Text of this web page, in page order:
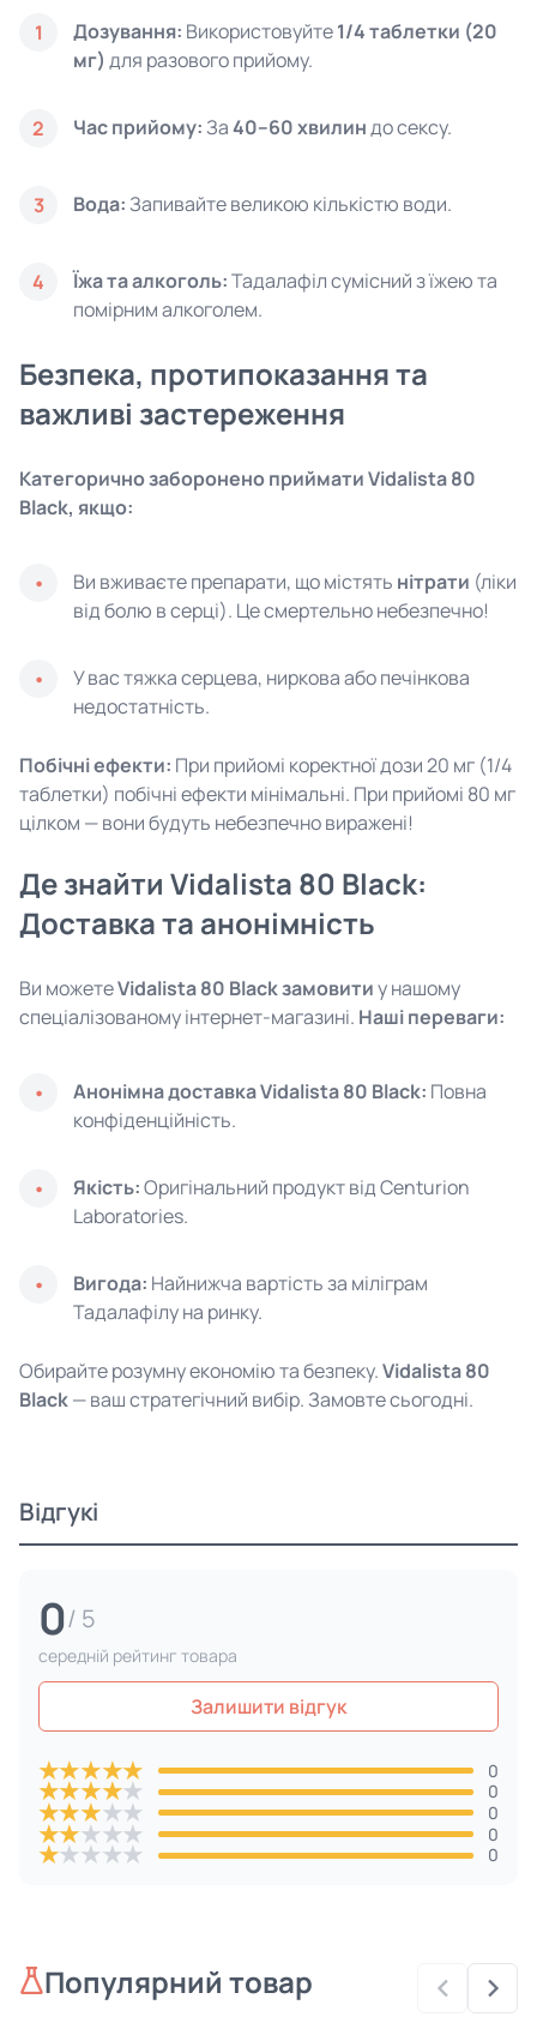
1 Дозування: Використовуйте1/4 таблетки (20
мг) для разового прийому.
2 Час прийому: За40–60 хвилиндо сексу.
3 Вода: Запивайте великою кількістю води.
4 Їжа та алкоголь:Тадалафіл сумісний з їжею та
помірним алкоголем.
Безпека, протипоказання та
важливі застереження
Категорично заборонено приймати Vidalista 80
Black, якщо:
Ви вживаєте препарати, що містять нітрати (ліки
від болю в серці). Це смертельно небезпечно!
У вас тяжка серцева, ниркова або печінкова
недостатність.
Побічні ефекти: При прийомі коректної дози 20 мг (1/4
таблетки) побічні ефекти мінімальні. При прийомі 80 мг
цілком — вони будуть небезпечно виражені!
Де знайти Vidalista 80 Black:
Доставка та анонімність
Ви можетеVidalista 80 Black замовитиу нашому
спеціалізованому інтернет-магазині. Наші переваги:
Анонімна доставка Vidalista 80 Black: Повна
конфіденційність.
Якість:Оригінальний продукт від Centurion
Laboratories.
Вигода: Найнижча вартість за міліграм
Тадалафілу на ринку.
Обирайте розумну економію та безпеку.Vidalista 80
Black— ваш стратегічний вибір. Замовте сьогодні.
Відгукі
0/ 5
cередній рейтинг товара
Залишити відгук
★★★★★ 0
★★★★★ 0
★★★★★ 0
★★★★★ 0
★★★★★ 0
Популярний товар